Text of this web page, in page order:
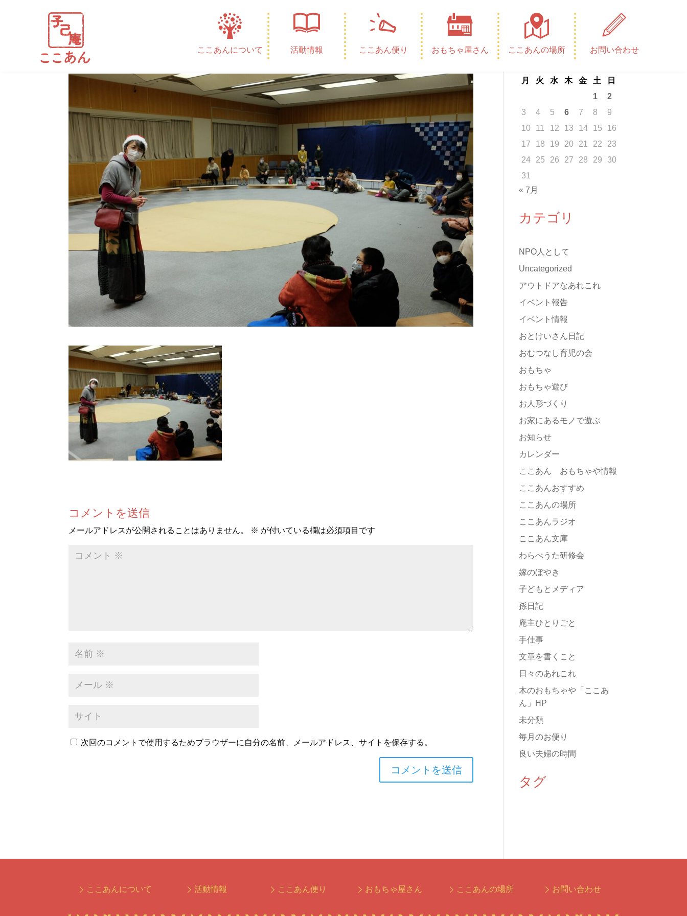
ここあんについて 活動情報 ここあん便り おもちゃ屋さん ここあんの場所 お問い合わせ
クリスマス
執筆者 コメント0件
コメントを送信
メールアドレスが公開されることはありません。 ※ が付いている欄は必須項目です
次回のコメントで使用するためブラウザーに自分の名前、メールアドレス、サイトを保存する。
カレンダー
月 火 水 木 金 土
日
1
2
3
4 5 6 7 8
9
10
11 12 13 14 15
16
17
18 19 20 21 22
23
24
25 26 27 28 29
30
31
« 7月
カテゴリ
NPO人として
Uncategorized
アウトドアなあれこれ
イベント報告
イベント情報
おとけいさん日記
おむつなし育児の会
おもちゃ
おもちゃ遊び
お人形づくり
お家にあるモノで遊ぶ
お知らせ
カレンダー
ここあん おもちゃや情報
ここあんおすすめ
ここあんの場所
ここあんラジオ
ここあん文庫
わらべうた研修会
嫁のぼやき
子どもとメディア
孫日記
庵主ひとりごと
手仕事
文章を書くこと
日々のあれこれ
木のおもちゃや「ここあ
ん」HP
未分類
毎月のお便り
良い夫婦の時間
タグ
ここあんについて 活動情報 ここあん便り おもちゃ屋さん ここあんの場所 お問い合わせ